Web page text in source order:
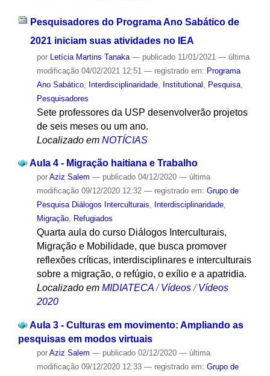
Pesquisadores do Programa Ano Sabático de
2021 iniciam suas atividades no IEA
por Letícia Martins Tanaka — publicado11/01/2021 — última
modificação04/02/2021 12:51 — registrado em: Programa
Ano Sabático, Interdisciplinaridade, Institutional Pesquisa,
Pesquisadores
Sete professores da USP desenvolverão projetos
de seis meses ou um ano.
Localizado em NOTÍCIAS
Aula 4 - Migração haitiana e Trabalho
por Aziz Salem — publicado04/12/2020 — última
modificação09/12/2020 12:32 — registrado em: Grupo de
Pesquisa Diálogos Interculturais, Interdisciplinaridade,
Migração, Refugiados
Quarta aula do curso Diálogos Interculturais,
Migração e Mobilidade, que busca promover
reflexões críticas, interdisciplinares e interculturais
sobre a migração, o refúgio, o exílio e a apatridia.
Localizado em MIDIATECA /Vídeos /Vídeos
2020
Aula 3 - Culturas em movimento: Ampliando as
pesquisas em modos virtuais
por Aziz Salem — publicado02/12/2020 — última
modificação09/12/2020 12:33 — registrado em: Grupo de